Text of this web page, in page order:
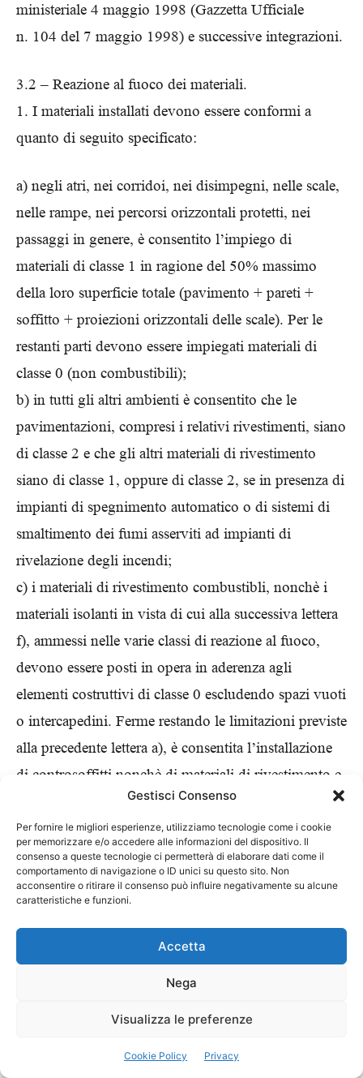
Gestisci Consenso
Per fornire le migliori esperienze, utilizziamo tecnologie come i cookie
per memorizzare e/o accedere alle informazioni del dispositivo. Il
consenso a queste tecnologie ci permetterà di elaborare dati come il
comportamento di navigazione o ID unici su questo sito. Non
acconsentire o ritirare il consenso può influire negativamente su alcune
caratteristiche e funzioni.
Accetta
Nega
Visualizza le preferenze
Cookie Policy Privacy
ministeriale 4 maggio 1998 (Gazzetta Ufficiale
n. 104 del 7 maggio 1998) e successive integrazioni.
3.2 – Reazione al fuoco dei materiali.
1. I materiali installati devono essere conformi a
quanto di seguito specificato:
a) negli atri, nei corridoi, nei disimpegni, nelle scale,
nelle rampe, nei percorsi orizzontali protetti, nei
passaggi in genere, è consentito l’impiego di
materiali di classe 1 in ragione del 50% massimo
della loro superficie totale (pavimento + pareti +
soffitto + proiezioni orizzontali delle scale). Per le
restanti parti devono essere impiegati materiali di
classe 0 (non combustibili);
b) in tutti gli altri ambienti è consentito che le
pavimentazioni, compresi i relativi rivestimenti, siano
di classe 2 e che gli altri materiali di rivestimento
siano di classe 1, oppure di classe 2, se in presenza di
impianti di spegnimento automatico o di sistemi di
smaltimento dei fumi asserviti ad impianti di
rivelazione degli incendi;
c) i materiali di rivestimento combustibli, nonchè i
materiali isolanti in vista di cui alla successiva lettera
f), ammessi nelle varie classi di reazione al fuoco,
devono essere posti in opera in aderenza agli
elementi costruttivi di classe 0 escludendo spazi vuoti
o intercapedini. Ferme restando le limitazioni previste
alla precedente lettera a), è consentita l’installazione
di controsoffitti nonchè di materiali di rivestimento e
di materiali isolanti in vista posti non in aderenza agli
elementi costruttivi, purchè abbiano classe di
reazione al fuoco non superiore a 1 o 1-1 e siano
omologati tenendo conto delle effettive condizioni di
impiego anche in relazione alle possibili fonti di
innesco;
d) i materiali suscettibili di prendere fuoco su
entrambe le facce (tendaggi, ecc.) devono essere di
classe di reazione al fuoco non superiore ad 1;